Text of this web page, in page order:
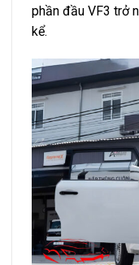
phần đầu VF3 trở
kể.